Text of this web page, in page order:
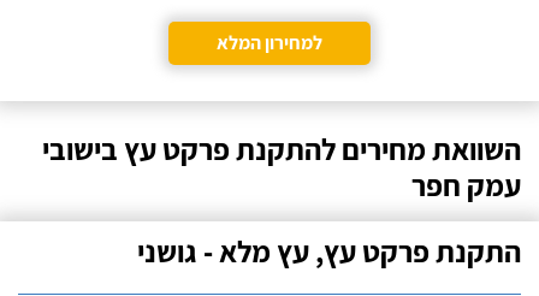
למחירון המלא
השוואת מחירים להתקנת פרקט עץ בישובי
עמק חפר
התקנת פרקט עץ, עץ מלא - גושני